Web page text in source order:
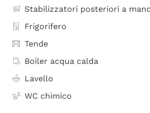
Stabilizzatori posteriori a
Frigorifero
Tende
Boiler acqua calda
Lavello
WC chimico